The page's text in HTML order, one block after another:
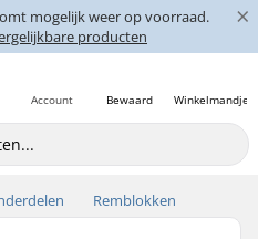
mogelijk weer op voorraad.
producten
×
Winkelmandje
Bewaard
Account
Remblokken